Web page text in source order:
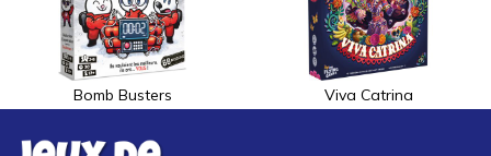
Bomb Busters Viva Catrina